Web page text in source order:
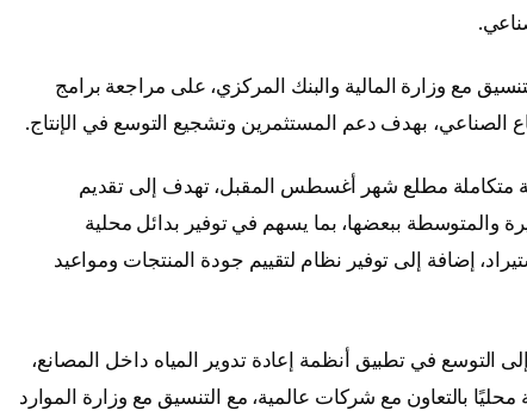
مع وزارة المالية والبنك المركزي، على مراجعة برامج
الصناعي، بهدف دعم المستثمرين وتشجيع التوسع في الإنتاج.
متكاملة مطلع شهر أغسطس المقبل، تهدف إلى تقديم
والمتوسطة ببعضها، بما يسهم في توفير بدائل محلية
إضافة إلى توفير نظام لتقييم جودة المنتجات ومواعيد
التوسع في تطبيق أنظمة إعادة تدوير المياه داخل المصانع،
بالتعاون مع شركات عالمية، مع التنسيق مع وزارة الموارد